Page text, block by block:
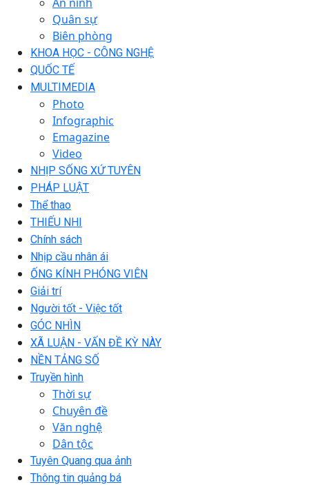
Quân sự
Biên phòng
KHOA HỌC - CÔNG NGHỆ
QUỐC TẾ
MULTIMEDIA
Photo
Infographic
Emagazine
Video
NHỊP SỐNG XỨ TUYÊN
PHÁP LUẬT
Thể thao
THIẾU NHI
Chính sách
Nhịp cầu nhân ái
ỐNG KÍNH PHÓNG VIÊN
Giải trí
Người tốt - Việc tốt
GÓC NHÌN
XÃ LUẬN - VẤN ĐỀ KỲ NÀY
NỀN TẢNG SỐ
Truyền hình
Thời sự
Chuyên đề
Văn nghệ
Dân tộc
Tuyên Quang qua ảnh
Thông tin quảng bá